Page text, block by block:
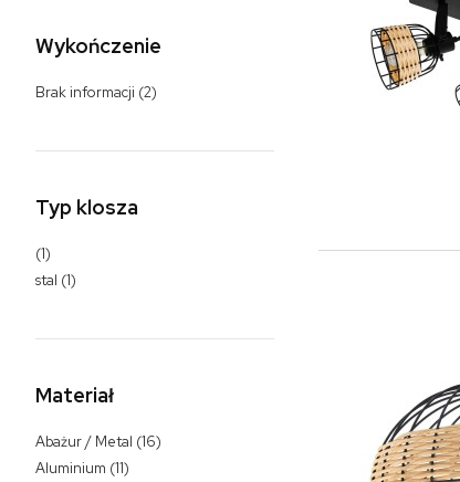
Wykończenie
Brak informacji (2)
Typ klosza
(1)
stal (1)
Materiał
Abażur / Metal (16)
Aluminium (11)